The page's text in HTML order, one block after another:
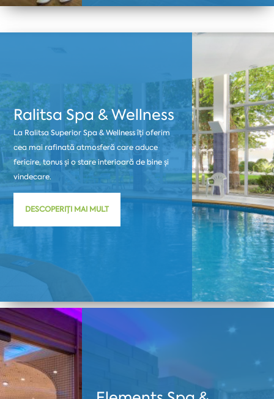
Ralitsa Spa & Wellness
La Ralitsa Superior Spa & Wellness îți oferim
cea mai rafinată atmosferă care aduce
fericire, tonus și o stare interioară de bine și
vindecare.
DESCOPERIȚI MAI MULT